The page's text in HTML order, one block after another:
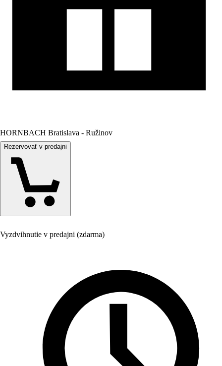
HORNBACH Bratislava - Ružinov
Rezervovať v predajni
Vyzdvihnutie v predajni (zdarma)